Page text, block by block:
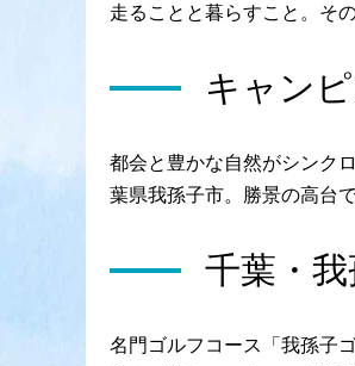
走ることと暮らすこと。そ
キャン
都会と豊かな自然がシンク
葉県我孫子市。勝景の高台
千葉・
名門ゴルフコース「我孫子